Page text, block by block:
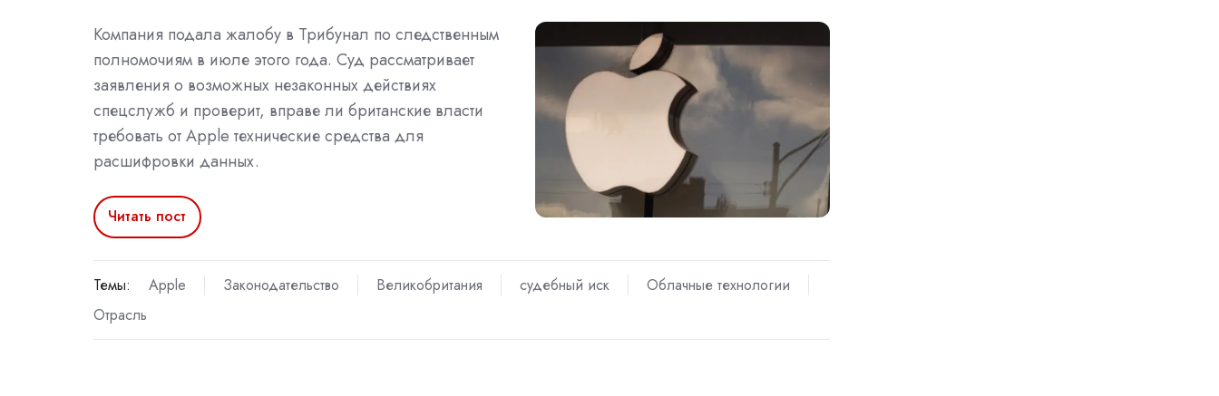
Компания подала жалобу в Трибунал по следственным
полномочиям в июле этого года. Суд рассматривает
заявления о возможных незаконных действиях
спецслужб и проверит, вправе ли британские власти
требовать от Apple технические средства для
расшифровки данных.
Читать пост
Темы: Apple Законодательство Великобритания судебный иск
Облачные технологии
Отрасль